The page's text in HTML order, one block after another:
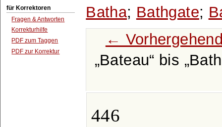
für Korrektoren
Fragen & Antworten
Korrekturhilfe
PDF zum Taggen
PDF zur Korrektur
Batha; Bathgate;
←
Bateau
bis
446